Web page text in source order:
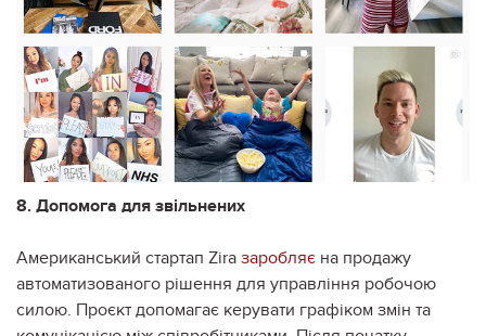
8. Допомога для звільнених
Американський стартап Zira заробляє на продажу
автоматизованого рішення для управління робочою
силою. Проєкт допомагає керувати графіком змін та